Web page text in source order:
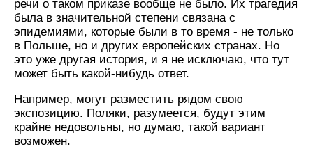
речи о таком приказе вообще не было. Их трагедия
была в значительной степени связана с
эпидемиями, которые были в то время - не только
в Польше, но и других европейских странах. Но
это уже другая история, и я не исключаю, что тут
может быть какой-нибудь ответ.
Например, могут разместить рядом свою
экспозицию. Поляки, разумеется, будут этим
крайне недовольны, но думаю, такой вариант
возможен.